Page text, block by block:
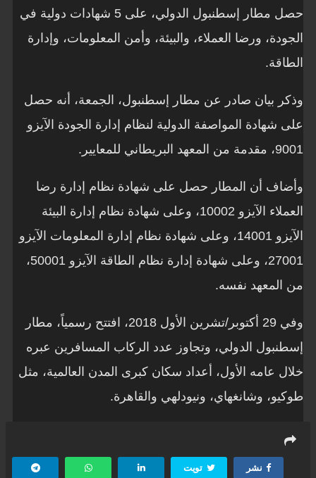
حصل مطار إسطنبول الدولي، على 5 شهادات دولية في
الجودة، ورضا العملاء، والبيئة، وأمن المعلومات، وإدارة
الطاقة.
وذكر بيان صادر عن مطار إسطنبول، الجمعة، أنه حصل
على شهادة المواصفة الدولية لنظام إدارة الجودة الآيزو
9001، مقدمة من المعهد البريطاني للمعايير.
وأضاف أن المطار حصل على شهادة نظام إدارة رضا
العملاء الآيزو 10002، وعلى شهادة نظام إدارة البيئة
الآيزو 14001، وعلى شهادة نظام إدارة المعلومات الآيزو
27001، وعلى شهادة إدارة نظام الطاقة الآيزو 50001،
من المعهد نفسه.
وفي 29 أكتوبر/تشرين الأول 2018، افتتح رسمياً، مطار
إسطنبول الدولي، وتجاوز عدد الركاب المسافرين عبره
خلال عامه الأول، أعداد سكان كبرى المدن العالمية، مثل
طوكيو، وشانغهاي، ونيودلهي والقاهرة.
نشر تويت